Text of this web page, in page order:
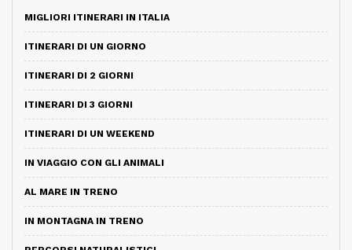
MIGLIORI ITINERARI IN ITALIA
ITINERARI DI UN GIORNO
ITINERARI DI 2 GIORNI
ITINERARI DI 3 GIORNI
ITINERARI DI UN WEEKEND
IN VIAGGIO CON GLI ANIMALI
AL MARE IN TRENO
IN MONTAGNA IN TRENO